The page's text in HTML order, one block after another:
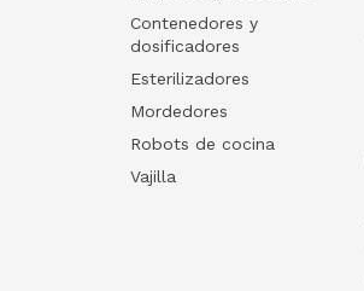
Contenedores y
dosificadores
Esterilizadores
Mordedores
Robots de cocina
Vajilla